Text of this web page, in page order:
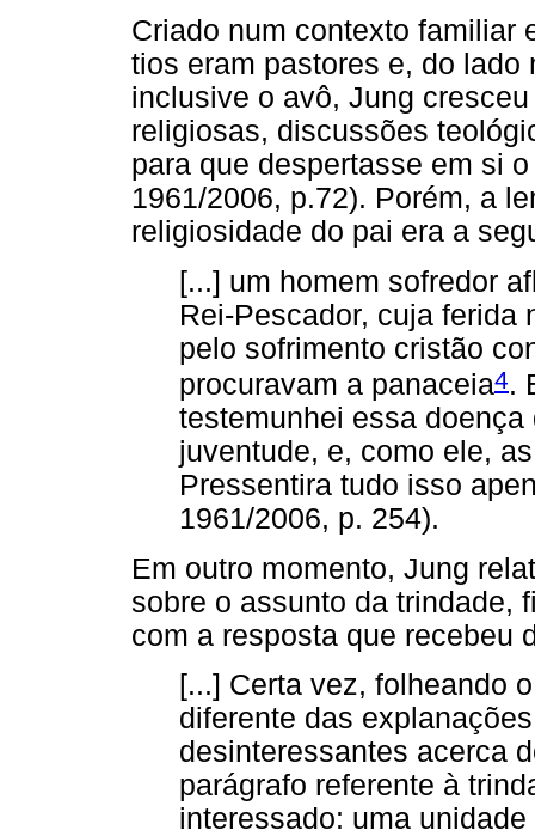
Criado num contexto familiar
tios eram pastores e, do
inclusive o avô, Jung
religiosas, discussões
para que despertasse em si
1961/2006, p.72). Porém, a
religiosidade do pai era a
[...] um homem sofredor
Rei-Pescador, cuja ferida
pelo sofrimento cristão
procuravam a panaceia4.
testemunhei essa
juventude, e, como ele,
Pressentira tudo isso
1961/2006, p. 254).
Em outro momento, Jung
sobre o assunto da trindade,
com a resposta que recebeu
[...] Certa vez, folheando
diferente das
desinteressantes acerca
parágrafo referente à
interessado: uma